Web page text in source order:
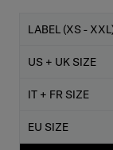
LABEL (XS -
US + UK SIZE
IT + FR SIZE
EU SIZE